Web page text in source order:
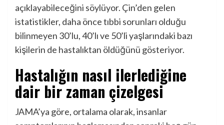
açıklayabileceğini söylüyor. Çin’den gelen
istatistikler, daha önce tıbbi sorunları olduğu
bilinmeyen 30’lu, 40’lı ve 50’li yaşlarındaki bazı
kişilerin de hastalıktan öldüğünü gösteriyor.
Hastalığın nasıl ilerlediğine
dair bir zaman çizelgesi
JAMA’ya göre, ortalama olarak, insanlar